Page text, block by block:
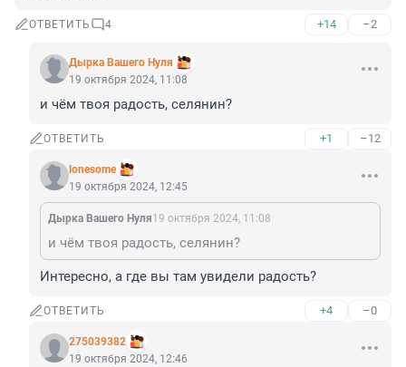
ОТВЕТИТЬ 4 +14 –2
Дырка Вашего Нуля
19 октября 2024, 11:08
и чём твоя радость, селянин?
ОТВЕТИТЬ +1 –12
lonesome
19 октября 2024, 12:45
Дырка Вашего Нуля19 октября 2024, 11:08
и чём твоя радость, селянин?
Интересно, а где вы там увидели радость?
ОТВЕТИТЬ +4 –0
275039382
19 октября 2024, 12:46